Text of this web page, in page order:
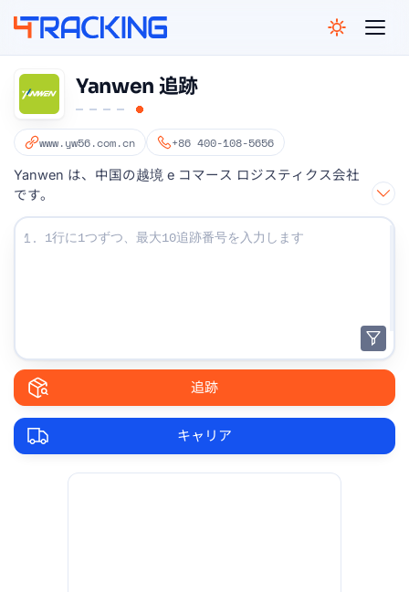
Yanwen 追跡
www.yw56.com.cn +86 400-108-5656
Yanwen は、中国の越境 e コマース ロジスティクス会社
です。
追跡番号を入力してください：
1.
追跡
キャリア